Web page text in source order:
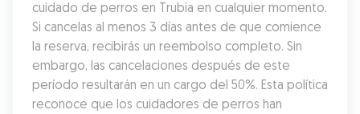
cuidado de perros en Trubia en cualquier momento.
Si cancelas al menos 3 días antes de que comience
la reserva, recibirás un reembolso completo. Sin
embargo, las cancelaciones después de este
período resultarán en un cargo del 50%. Esta política
reconoce que los cuidadores de perros han